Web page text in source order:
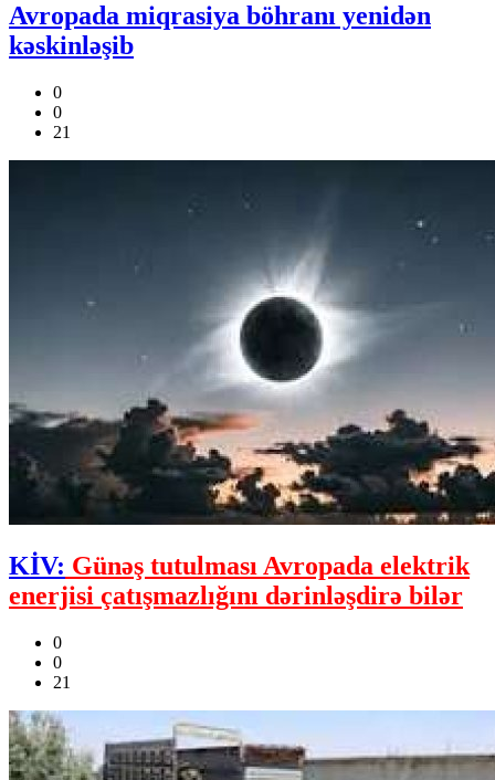
Avropada miqrasiya böhranı yenidən
kəskinləşib
0
0
21
KİV: Günəş tutulması Avropada elektrik
enerjisi çatışmazlığını dərinləşdirə bilər
0
0
21